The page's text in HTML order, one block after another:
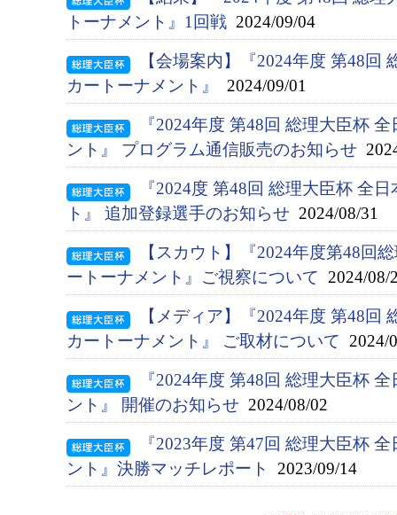
トーナメント』1回戦 2024/09/04
【会場案内】『2024年度 第48回
カートーナメント』
2024/09/01
『2024年度 第48回 総理大臣杯
ント』 プログラム通信販売のお知らせ
『2024度 第48回 総理大臣杯 全
ト』 追加登録選手のお知らせ 2024/08/31
【スカウト】『2024年度第48回
ートーナメント』ご視察について 2024/08/
【メディア】『2024年度 第48回
カートーナメント』 ご取材について 2024/
『2024年度 第48回 総理大臣杯
ント』 開催のお知らせ 2024/08/02
『2023年度 第47回 総理大臣杯
ント』決勝マッチレポート
2023/09/14